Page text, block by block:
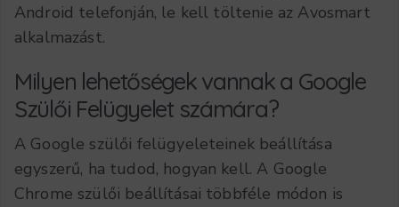
Android telefonján, le kell töltenie az Avosmart
alkalmazást.
Milyen lehetőségek vannak a Google
Szülői Felügyelet számára?
A Google szülői felügyeleteinek beállítása
egyszerű, ha tudod, hogyan kell. A Google
Chrome szülői beállításai többféle módon is